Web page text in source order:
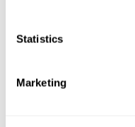
Statistics
Marketing
Португалія.